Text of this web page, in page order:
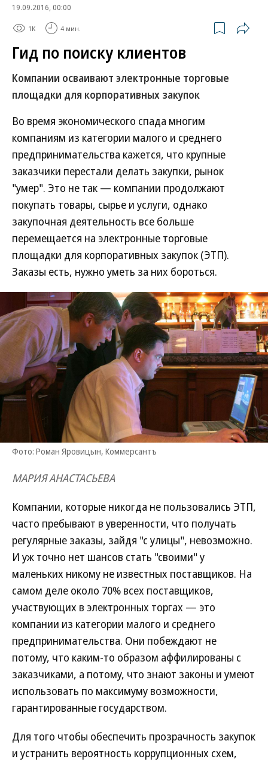
19.09.2016, 00:00
1K 4 мин.
Гид по поиску клиентов
Компании осваивают электронные торговые
площадки для корпоративных закупок
Во время экономического спада многим
компаниям из категории малого и среднего
предпринимательства кажется, что крупные
заказчики перестали делать закупки, рынок
"умер". Это не так — компании продолжают
покупать товары, сырье и услуги, однако
закупочная деятельность все больше
перемещается на электронные торговые
площадки для корпоративных закупок (ЭТП).
Заказы есть, нужно уметь за них бороться.
Фото: Роман Яровицын, Коммерсантъ
МАРИЯ АНАСТАСЬЕВА
Компании, которые никогда не пользовались ЭТП,
часто пребывают в уверенности, что получать
регулярные заказы, зайдя "с улицы", невозможно.
И уж точно нет шансов стать "своими" у
маленьких никому не известных поставщиков. На
самом деле около 70% всех поставщиков,
участвующих в электронных торгах — это
компании из категории малого и среднего
предпринимательства. Они побеждают не
потому, что каким-то образом аффилированы с
заказчиками, а потому, что знают законы и умеют
использовать по максимуму возможности,
гарантированные государством.
Для того чтобы обеспечить прозрачность закупок
и устранить вероятность коррупционных схем,